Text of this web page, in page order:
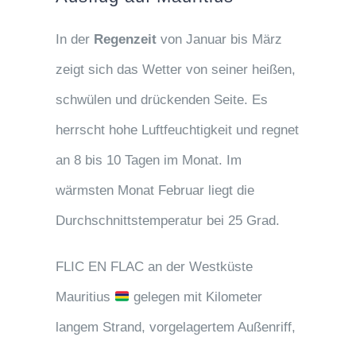
In der Regenzeit von Januar bis März
zeigt sich das Wetter von seiner heißen,
schwülen und drückenden Seite. Es
herrscht hohe Luftfeuchtigkeit und regnet
an 8 bis 10 Tagen im Monat. Im
wärmsten Monat Februar liegt die
Durchschnittstemperatur bei 25 Grad.
FLIC EN FLAC an der Westküste
Mauritius
gelegen mit Kilometer
langem Strand, vorgelagertem Außenriff,